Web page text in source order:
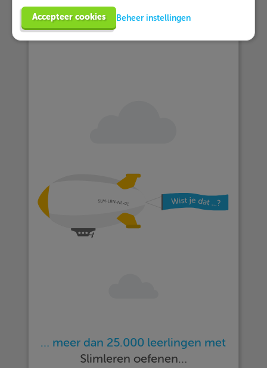
plaats van +er in de vergrotende trap:
somber - somberder - somberst
… meer dan 25.000 leerlingen met
Slimleren oefenen…
Accepteer cookies Beheer instellingen